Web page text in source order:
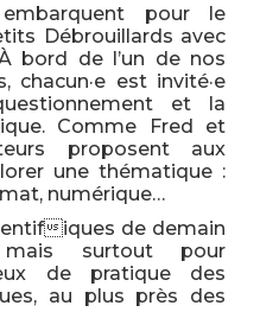
pour le
Débrouillards avec
bord de l’un de nos
chacun·e est invité·e
et la
Comme Fred et
proposent aux
une thématique :
numérique…
iques de demain
surtout pour
de pratique des
au plus près des